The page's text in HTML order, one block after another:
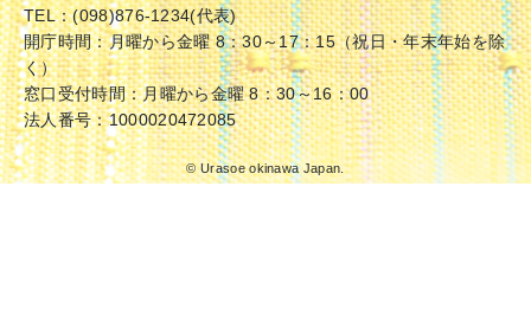
TEL：(098)876-1234(代表)
開庁時間：月曜から金曜 8：30～17：15（祝日・年末年始を除
く）
窓口受付時間：月曜から金曜 8：30～16：00
法人番号：1000020472085
© Urasoe okinawa Japan.